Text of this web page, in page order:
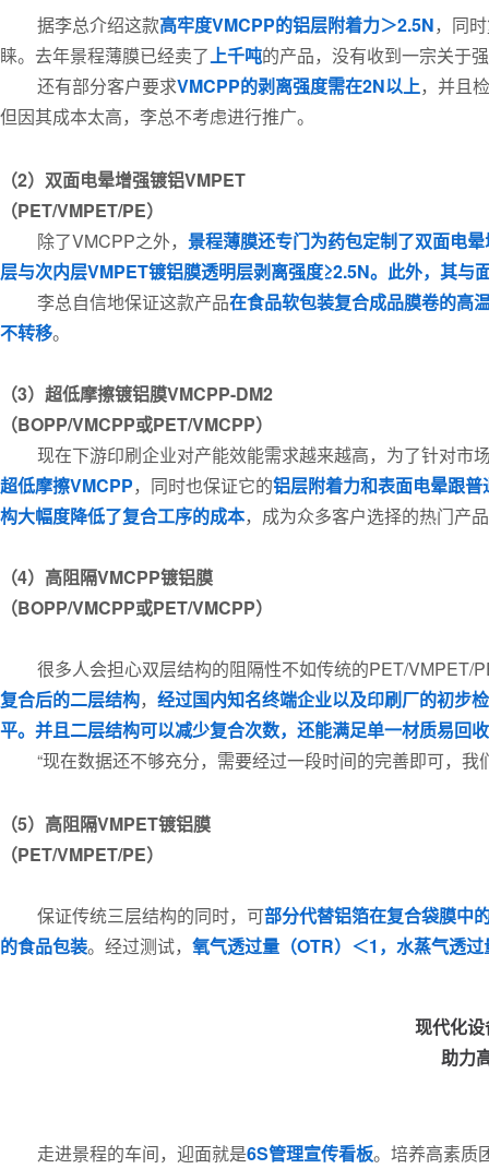
据李总介绍这款高牢度VMCPP的铝层附着力＞2.5N，同
睐。去年景程薄膜已经卖了上千吨的产品，没有收到一宗关于
还有部分客户要求VMCPP的剥离强度需在2N以上，并且
但因其成本太高，李总不考虑进行推广。
（2）双面电晕增强镀铝VMPET
（PET/VMPET/PE）
除了VMCPP之外， 景程薄膜还专门为药包定制了双面电
层与次内层VMPET镀铝膜透明层剥离强度≥2.5N。此外，其与
李总自信地保证这款产品在食品软包装复合成品膜卷的高
不转移。
（3）超低摩擦镀铝膜VMCPP-DM2
（BOPP/VMCPP或PET/VMCPP）
现在下游印刷企业对产能效能需求越来越高，为了针对市
超低摩擦VMCPP，同时也保证它的铝层附着力和表面电晕跟普
构大幅度降低了复合工序的成本，成为众多客户选择的热门产
（4）高阻隔VMCPP镀铝膜
（BOPP/VMCPP或PET/VMCPP）
很多人会担心双层结构的阻隔性不如传统的PET/VMPET/
复合后的二层结构， 经过国内知名终端企业以及印刷厂的初步
平。 并且二层结构可以减少复合次数，还能满足单一材质易回
“现在数据还不够充分，需要经过一段时间的完善即可，
（5） 高阻隔VMPET镀铝膜
（PET/VMPET/PE）
保证传统三层结构的同时，可部分代替铝箔在复合袋膜中
的食品包装。经过测试， 氧气透过量（OTR）＜1，水蒸气透
现代化
助力
走进景程的车间，迎面就是6S管理宣传看板。培养高素质